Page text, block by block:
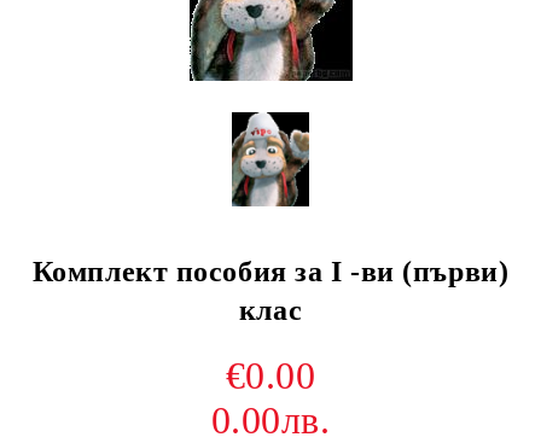
Комплект пособия за I -ви (първи)
клас
€0.00
0.00лв.